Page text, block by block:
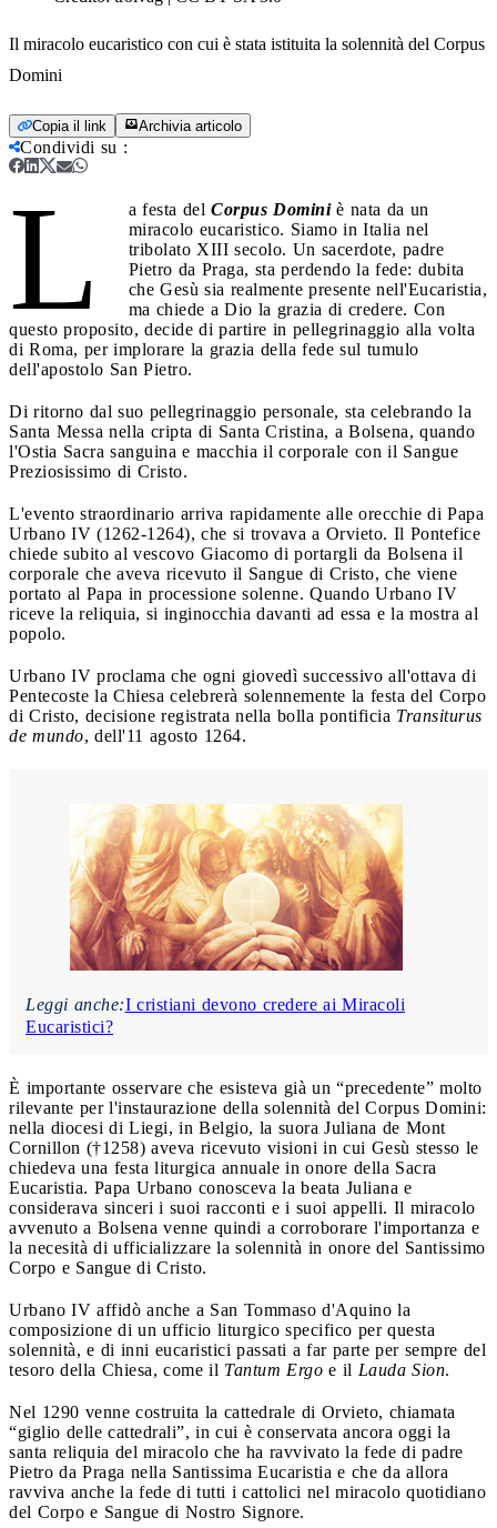
Il miracolo eucaristico con cui è stata istituita la solennità del Corpus
Domini
Copia il link Archivia articolo
Condividi su :
L a festa delCorpus Dominiè nata da un
miracolo eucaristico. Siamo in Italia nel
tribolato XIII secolo. Un sacerdote, padre
Pietro da Praga, sta perdendo la fede: dubita
che Gesù sia realmente presente nell'Eucaristia,
ma chiede a Dio la grazia di credere. Con
questo proposito, decide di partire in pellegrinaggio alla volta
di Roma, per implorare la grazia della fede sul tumulo
dell'apostolo San Pietro.
Di ritorno dal suo pellegrinaggio personale, sta celebrando la
Santa Messa nella cripta di Santa Cristina, a Bolsena, quando
l'Ostia Sacra sanguina e macchia il corporale con il Sangue
Preziosissimo di Cristo.
L'evento straordinario arriva rapidamente alle orecchie di Papa
Urbano IV (1262-1264), che si trovava a Orvieto. Il Pontefice
chiede subito al vescovo Giacomo di portargli da Bolsena il
corporale che aveva ricevuto il Sangue di Cristo, che viene
portato al Papa in processione solenne. Quando Urbano IV
riceve la reliquia, si inginocchia davanti ad essa e la mostra al
popolo.
Urbano IV proclama che ogni giovedì successivo all'ottava di
Pentecoste la Chiesa celebrerà solennemente la festa del Corpo
di Cristo, decisione registrata nella bolla pontificia Transiturus
de mundo, dell'11 agosto 1264.
Leggi anche:I cristiani devono credere ai Miracoli
Eucaristici?
È importante osservare che esisteva già un “precedente” molto
rilevante per l'instaurazione della solennità del Corpus Domini:
nella diocesi di Liegi, in Belgio, la suora Juliana de Mont
Cornillon (†1258) aveva ricevuto visioni in cui Gesù stesso le
chiedeva una festa liturgica annuale in onore della Sacra
Eucaristia. Papa Urbano conosceva la beata Juliana e
considerava sinceri i suoi racconti e i suoi appelli. Il miracolo
avvenuto a Bolsena venne quindi a corroborare l'importanza e
la necesità di ufficializzare la solennità in onore del Santissimo
Corpo e Sangue di Cristo.
Urbano IV affidò anche a San Tommaso d'Aquino la
composizione di un ufficio liturgico specifico per questa
solennità, e di inni eucaristici passati a far parte per sempre del
tesoro della Chiesa, come il Tantum Ergo e il Lauda Sion.
Nel 1290 venne costruita la cattedrale di Orvieto, chiamata
“giglio delle cattedrali”, in cui è conservata ancora oggi la
santa reliquia del miracolo che ha ravvivato la fede di padre
Pietro da Praga nella Santissima Eucaristia e che da allora
ravviva anche la fede di tutti i cattolici nel miracolo quotidiano
del Corpo e Sangue di Nostro Signore.